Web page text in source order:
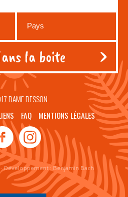
DAME BESSON
FAQ MENTIONS LÉGALES
Développement : Benjamin Bach